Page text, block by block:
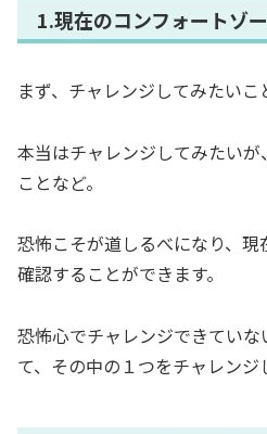
1.現在のコンフォートゾ
まず、チャレンジしてみたいこ
本当はチャレンジしてみたい
ことなど。
恐怖こそが道しるべになり、
確認することができます。
恐怖心でチャレンジできてい
て、その中の１つをチャレンジ